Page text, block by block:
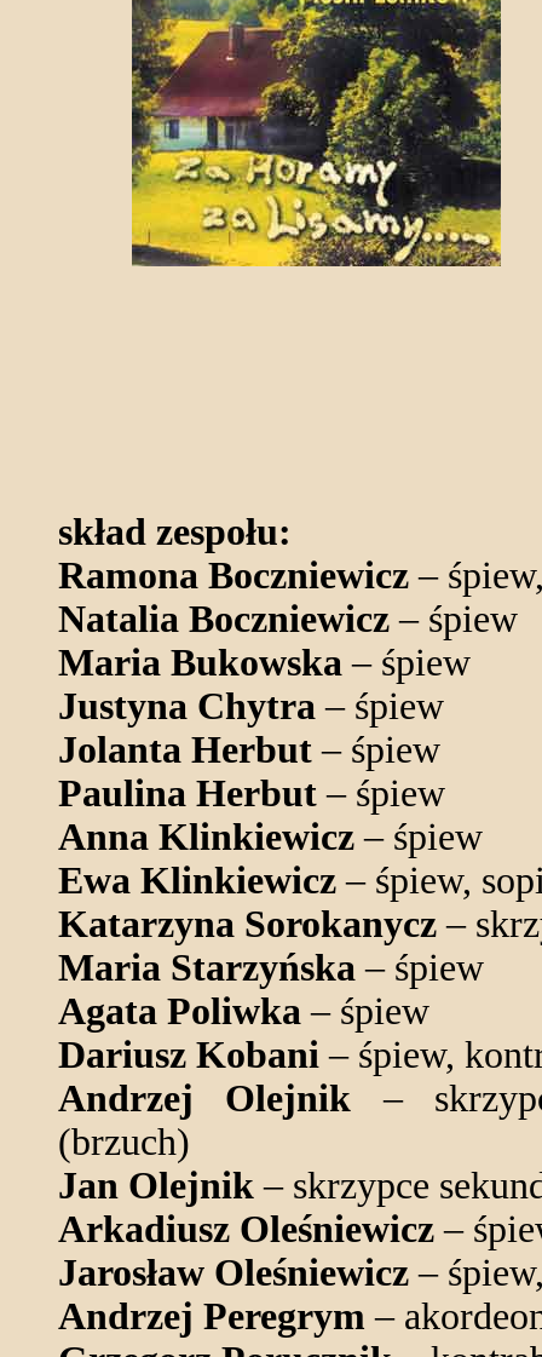
skład zespołu:
Ramona Boczniewicz –
Natalia Boczniewicz – śpiew
Maria Bukowska – śpiew
Justyna Chytra – śpiew
Jolanta Herbut – śpiew
Paulina Herbut – śpiew
Anna Klinkiewicz – śpiew
Ewa Klinkiewicz – śpiew,
Katarzyna Sorokanycz –
Maria Starzyńska – śpiew
Agata Poliwka – śpiew
Dariusz Kobani – śpiew,
Andrzej Olejnik –
(brzuch)
Jan Olejnik – skrzypce
Arkadiusz Oleśniewicz –
Jarosław Oleśniewicz –
Andrzej Peregrym –